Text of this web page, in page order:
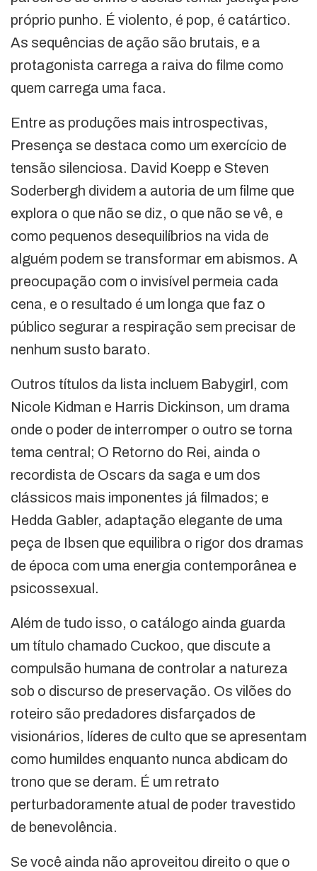
próprio punho. É violento, é pop, é catártico.
As sequências de ação são brutais, e a
protagonista carrega a raiva do filme como
quem carrega uma faca.
Entre as produções mais introspectivas,
Presença se destaca como um exercício de
tensão silenciosa. David Koepp e Steven
Soderbergh dividem a autoria de um filme que
explora o que não se diz, o que não se vê, e
como pequenos desequilíbrios na vida de
alguém podem se transformar em abismos. A
preocupação com o invisível permeia cada
cena, e o resultado é um longa que faz o
público segurar a respiração sem precisar de
nenhum susto barato.
Outros títulos da lista incluem Babygirl, com
Nicole Kidman e Harris Dickinson, um drama
onde o poder de interromper o outro se torna
tema central; O Retorno do Rei, ainda o
recordista de Oscars da saga e um dos
clássicos mais imponentes já filmados; e
Hedda Gabler, adaptação elegante de uma
peça de Ibsen que equilibra o rigor dos dramas
de época com uma energia contemporânea e
psicossexual.
Além de tudo isso, o catálogo ainda guarda
um título chamado Cuckoo, que discute a
compulsão humana de controlar a natureza
sob o discurso de preservação. Os vilões do
roteiro são predadores disfarçados de
visionários, líderes de culto que se apresentam
como humildes enquanto nunca abdicam do
trono que se deram. É um retrato
perturbadoramente atual de poder travestido
de benevolência.
Se você ainda não aproveitou direito o que o